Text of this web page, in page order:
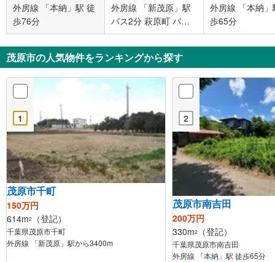
外房線 「本納」駅 徒
歩76分
外房線 「新茂原」駅
バス2分 萩原町 バス
停下車 徒歩3分
外房線 「本納」
歩65分
茂原市の人気物件をランキングから探す
1
茂原市千町
150万円
614m2 （登記）
千葉県茂原市千町
外房線 「新茂原」駅から3400m
2
茂原市南吉田
200万円
330m2 （登記）
千葉県茂原市南吉田
外房線 「本納」駅 徒歩65分